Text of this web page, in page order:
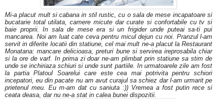
Mi-a placut mult si cabana in stil rustic, cu o sala de mese incapatoare si
bucatarie total utilata, camere micute dar curate si confortabile cu tv si
baie proprii. In sala de mese era si un frigider unde puteai sa-ti pui
mancarea. Noi am luat cate ceva pentru micul dejun cu noi. Pranzul l-am
servit in diferite locatii din statiune, cel mai mult ne-a placut la Restaurant
Monatana: mancare delicioasa, preturi bune si servirea ireprosabila chiar
si la ore de varf. In prima zi doar ne-am plimbat prin statiune sa stim de
unde se inchiriaza schiuri si unde sunt partiile. In urmatoarele zile am fost
la partia Platoul Soarelui care este cea mai potrivita pentru schiori
incepatori, eu din pacate nu am avut curajul sa schiez dar l-am urmarit pe
prietenul meu. Eu m-am dat cu saniuta :)) Vremea a fost putin rece si
ceata deasa, dar nu ne-a stat in calea bunei dispozitii.